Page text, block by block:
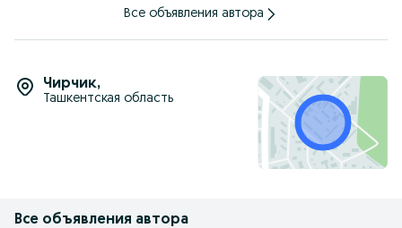
Все объявления автора
Чирчик,
Ташкентская область
Все объявления автора